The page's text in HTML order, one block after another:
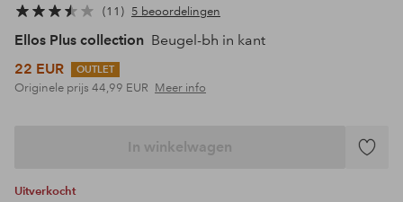
11 5 beoordelingen
Ellos Plus collection Beugel-bh in kant
22 EUR
OUTLET
Originele prijs 44,99 EUR Meer info
In winkelwagen
Uitverkocht